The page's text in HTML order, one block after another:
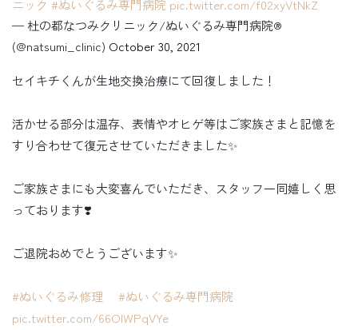
ニック #ぬいぐるみ専門病院 pic.twitter.com/f02xyVtNkZ
— 杜の都なつみクリニック/ぬいぐるみ専門病院®︎
(@natsumi_clinic) October 30, 2021
セイキチくんが生地交換治療にて回復しました！
活かせる部分は温存、表情やオヒゲ等はご家族さまと記憶を
すり合わせて復元させていただきました✨
ご家族さまにも大変喜んでいただき、スタッフ一同嬉しく思
っております❣️
ご退院おめでとうございます✨
#ぬいぐるみ修理
#ぬいぐるみ専門病院
pic.twitter.com/66OIWPqVYe